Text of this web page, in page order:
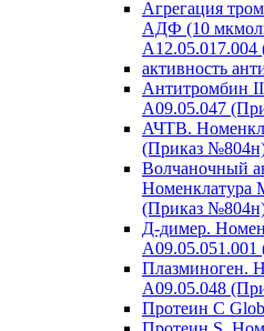
Агрегация
АДФ (10
активность
Антитромбин
A09.05.047
АЧТВ.
(Приказ
Волчаночный
Номенклатура
(Приказ
Д-димер.
Плазминоген.
A09.05.048
Протеин C